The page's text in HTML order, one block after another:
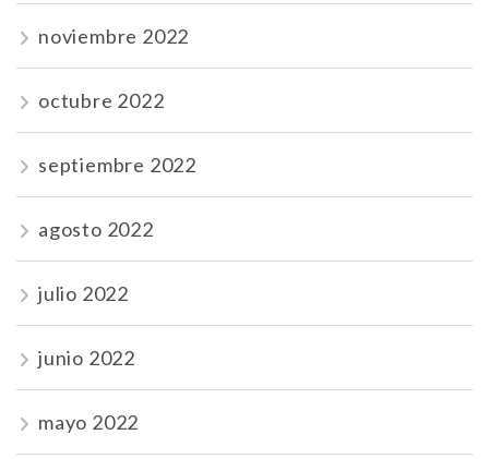
noviembre 2022
octubre 2022
septiembre 2022
agosto 2022
julio 2022
junio 2022
mayo 2022